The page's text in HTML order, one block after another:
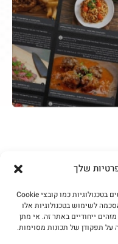
שלך
כדי לספק את החוויה הטובה ביותר, אנו משתמשים בטכנולוגיות כמו קובצי Cookie
לשימוש בטכנולוגיות אלו
ייחודיים באתר זה. אי מתן
תפקודן של תכונות מסוימות.